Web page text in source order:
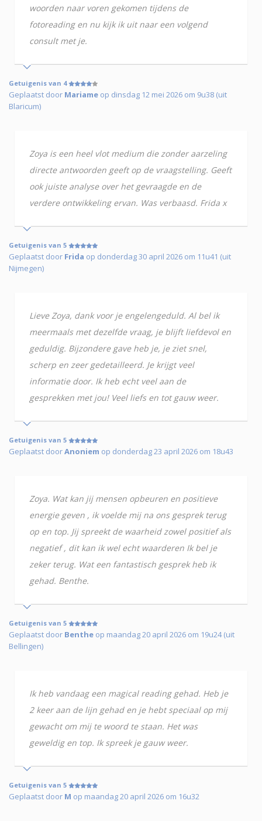
woorden naar voren gekomen tijdens de
fotoreading en nu kijk ik uit naar een volgend
consult met je.
Getuigenis van 4
Geplaatst door Mariame op dinsdag 12 mei 2026 om 9u38 (uit
Blaricum)
Zoya is een heel vlot medium die zonder aarzeling
directe antwoorden geeft op de vraagstelling. Geeft
ook juiste analyse over het gevraagde en de
verdere ontwikkeling ervan. Was verbaasd. Frida x
Getuigenis van 5
Geplaatst door Frida op donderdag 30 april 2026 om 11u41 (uit
Nijmegen)
Lieve Zoya, dank voor je engelengeduld. Al bel ik
meermaals met dezelfde vraag, je blijft liefdevol en
geduldig. Bijzondere gave heb je, je ziet snel,
scherp en zeer gedetailleerd. Je krijgt veel
informatie door. Ik heb echt veel aan de
gesprekken met jou! Veel liefs en tot gauw weer.
Getuigenis van 5
Geplaatst doorAnoniem op donderdag 23 april 2026 om 18u43
Zoya. Wat kan jij mensen opbeuren en positieve
energie geven , ik voelde mij na ons gesprek terug
op en top. Jij spreekt de waarheid zowel positief als
negatief , dit kan ik wel echt waarderen Ik bel je
zeker terug. Wat een fantastisch gesprek heb ik
gehad. Benthe.
Getuigenis van 5
Geplaatst door Benthe op maandag 20 april 2026 om 19u24 (uit
Bellingen)
Ik heb vandaag een magical reading gehad. Heb je
2 keer aan de lijn gehad en je hebt speciaal op mij
gewacht om mij te woord te staan. Het was
geweldig en top. Ik spreek je gauw weer.
Getuigenis van 5
Geplaatst door M op maandag 20 april 2026 om 16u32